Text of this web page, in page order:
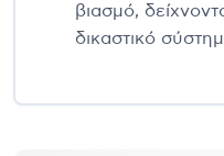
βιασμό,
δικαστικό